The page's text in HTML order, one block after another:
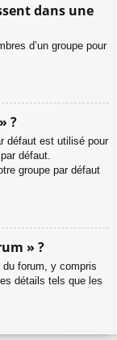
dans une
d’un groupe pour
?
défaut est utilisé pour
défaut.
groupe par défaut
» ?
du forum, y compris
détails tels que les